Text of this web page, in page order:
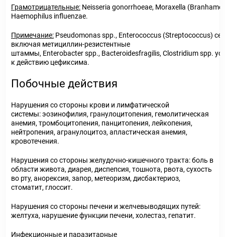
Грамотрицательные: Neisseria gonorrhoeae, Moraxella
Haemophilus influenzae.
Примечание: Pseudomonas spp., Enterococcus (Streptococcus)
включая метициллин-резистентные
штаммы, Enterobacter spp., Bacteroidesfragilis, Clostridium spp.
к действию цефиксима.
Побочные действия
Нарушения со стороны крови и лимфатической
системы: эозинофилия, гранулоцитопения, гемолитическая
анемия, тромбоцитопения, панцитопения, лейкопения,
нейтропения, агранулоцитоз, апластическая анемия,
кровотечения.
Нарушения со стороны желудочно-кишечного тракта: боль в
области живота, диарея, диспепсия, тошнота, рвота, сухость
во рту, анорексия, запор, метеоризм, дисбактериоз,
стоматит, глоссит.
Нарушения со стороны печени и желчевыводящих путей:
желтуха, нарушение функции печени, холестаз, гепатит.
Инфекционные и паразитарные